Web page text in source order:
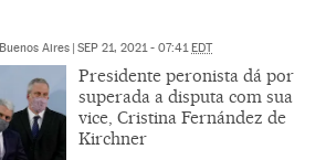
Buenos Aires SEP 21, 2021 - 07:41 EDT
Presidente peronista dá por
superada a disputa com sua
vice, Cristina Fernández de
Kirchner